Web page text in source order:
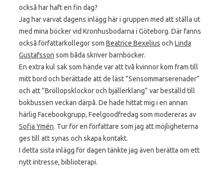
också har haft en fin dag?
Jag har varvat dagens inlägg här i gruppen med att ställa ut
med mina böcker vid Kronhusbodarna i Göteborg. Där fanns
också författarkollegor som Beatrice Bexelius och Linda
Gustafsson som båda skriver barnböcker.
En extra kul sak som hände var att två kvinnor kom fram till
mitt bord och berättade att de läst ”Sensommarserenader”
och att ”Bröllopsklockor och bjällerklang” var beställd till
bokbussen veckan därpå. De hade hittat mig i en annan
härlig Facebookgrupp, Feelgoodfredag som modereras av
Sofia Ymén. Tur för en författare som jag att möjligheterna
ges till att synas och skapa kontakt.
I detta sista inlägg för dagen tänkte jag även berätta om ett
nytt intresse, biblioterapi.